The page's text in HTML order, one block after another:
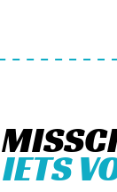
IETS